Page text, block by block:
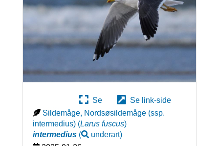
Se
Se link-side
Sildemåge, Nordsøsildemåge (ssp.
intermedius) (Larus fuscus)
intermedius( underart)